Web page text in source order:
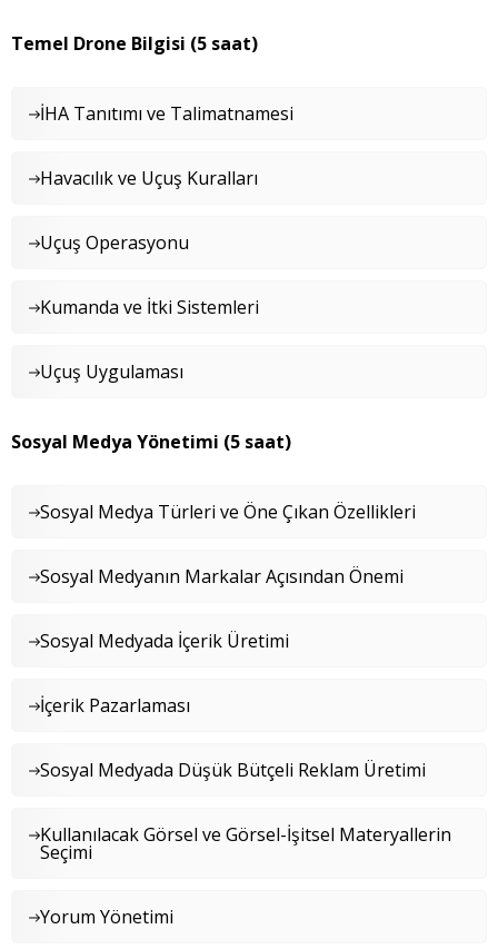
Temel Drone Bilgisi (5 saat)
İHA Tanıtımı ve Talimatnamesi
Havacılık ve Uçuş Kuralları
Uçuş Operasyonu
Kumanda ve İtki Sistemleri
Uçuş Uygulaması
Sosyal Medya Yönetimi (5 saat)
Sosyal Medya Türleri ve Öne Çıkan Özellikleri
Sosyal Medyanın Markalar Açısından Önemi
Sosyal Medyada İçerik Üretimi
İçerik Pazarlaması
Sosyal Medyada Düşük Bütçeli Reklam Üretimi
Kullanılacak Görsel ve Görsel-İşitsel Materyallerin
Seçimi
Yorum Yönetimi